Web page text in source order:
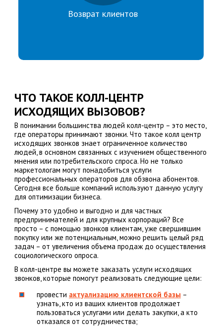
Возврат клиентов
ЧТО ТАКОЕ КОЛЛ-ЦЕНТР
ИСХОДЯЩИХ ВЫЗОВОВ?
В понимании большинства людей колл-центр – это место,
где операторы принимают звонки. Что такое колл центр
исходящих звонков знает ограниченное количество
людей, в основном связанных с изучением общественного
мнения или потребительского спроса. Но не только
маркетологам могут понадобиться услуги
профессиональных операторов для обзвона абонентов.
Сегодня все больше компаний используют данную услугу
для оптимизации бизнеса.
Почему это удобно и выгодно и для частных
предпринимателей и для крупных корпораций? Все
просто – с помощью звонков клиентам, уже свершившим
покупку или же потенциальным, можно решить целый ряд
задач – от увеличения объема продаж до осуществления
социологического опроса.
В колл-центре вы можете заказать услуги исходящих
звонков, которые помогут реализовать следующие цели:
провести актуализацию клиентской базы –
узнать, кто из ваших клиентов продолжает
пользоваться услугами или делать закупки, а кто
отказался от сотрудничества;